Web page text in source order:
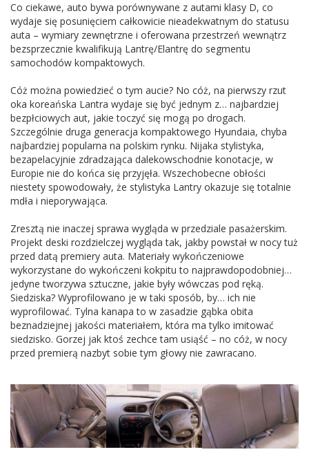
Co ciekawe, auto bywa porównywane z autami klasy D, co
wydaje się posunięciem całkowicie nieadekwatnym do statusu
auta – wymiary zewnętrzne i oferowana przestrzeń wewnątrz
bezsprzecznie kwalifikują Lantrę/Elantrę do segmentu
samochodów kompaktowych.
Cóż można powiedzieć o tym aucie? No cóż, na pierwszy rzut
oka koreańska Lantra wydaje się być jednym z… najbardziej
bezpłciowych aut, jakie toczyć się mogą po drogach.
Szczególnie druga generacja kompaktowego Hyundaia, chyba
najbardziej popularna na polskim rynku. Nijaka stylistyka,
bezapelacyjnie zdradzająca dalekowschodnie konotacje, w
Europie nie do końca się przyjęła. Wszechobecne obłości
niestety spowodowały, że stylistyka Lantry okazuje się totalnie
mdła i nieporywająca.
Zresztą nie inaczej sprawa wygląda w przedziale pasażerskim.
Projekt deski rozdzielczej wygląda tak, jakby powstał w nocy tuż
przed datą premiery auta. Materiały wykończeniowe
wykorzystane do wykończeni kokpitu to najprawdopodobniej…
jedyne tworzywa sztuczne, jakie były wówczas pod ręką.
Siedziska? Wyprofilowano je w taki sposób, by… ich nie
wyprofilować. Tylna kanapa to w zasadzie gąbka obita
beznadziejnej jakości materiałem, która ma tylko imitować
siedzisko. Gorzej jak ktoś zechce tam usiąść – no cóż, w nocy
przed premierą nazbyt sobie tym głowy nie zawracano.